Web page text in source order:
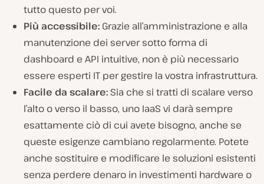
tutto questo per voi.
Più accessibile: Grazie all’amministrazione e alla
manutenzione dei server sotto forma di
dashboard e API intuitive, non è più necessario
essere esperti IT per gestire la vostra infrastruttura.
Facile da scalare: Sia che si tratti di scalare verso
l’alto o verso il basso, uno IaaS vi darà sempre
esattamente ciò di cui avete bisogno, anche se
queste esigenze cambiano regolarmente. Potete
anche sostituire e modificare le soluzioni esistenti
senza perdere denaro in investimenti hardware o